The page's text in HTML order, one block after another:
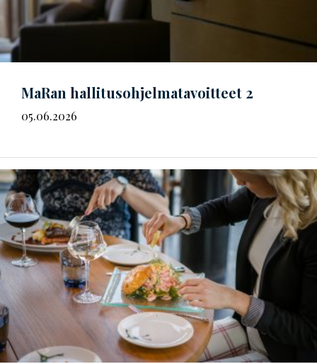
MaRan hal­li­tus­oh­jel­ma­ta­voit­teet 2
05.06.2026